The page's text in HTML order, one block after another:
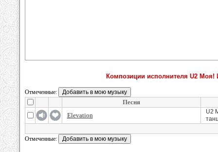
Композиции исполнителя U2 Моя!
Отмеченные:
Песня
Elevation
U2
Отмеченные: